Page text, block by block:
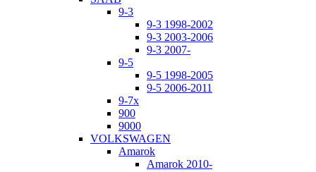
9-3
9-3 1998-2002
9-3 2003-2006
9-3 2007-
9-5
9-5 1998-2005
9-5 2006-2011
9-7x
900
9000
VOLKSWAGEN
Amarok
Amarok 2010-